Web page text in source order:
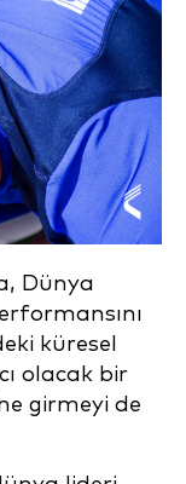
Dünya
küresel
olacak bir
girmeyi de